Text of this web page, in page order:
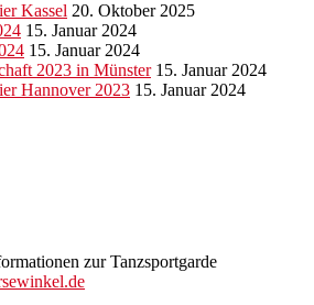
Kassel 20. Oktober 2025
15. Januar 2024
15. Januar 2024
2023 in Münster 15. Januar 2024
Hannover 2023 15. Januar 2024
zur Tanzsportgarde